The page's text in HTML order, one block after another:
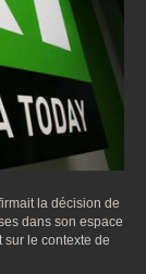
la décision de
dans son espace
le contexte de